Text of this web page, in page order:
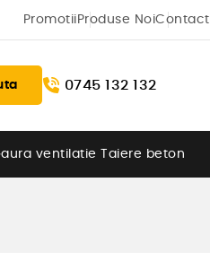
Promotii Produse NoiContact
0745 132 132
ventilatie Taiere beton